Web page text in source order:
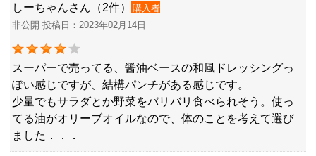
しーちゃんさん（2件）
購入者
非公開 投稿日：2023年02月14日
スーパーで売ってる、醤油ベースの和風ドレッシングっ
ぽい感じですが、結構パンチがある感じです。
少量でもサラダとか野菜をバリバリ食べられそう。使っ
てる油がオリーブオイルなので、体のことを考えて選び
ました．．．